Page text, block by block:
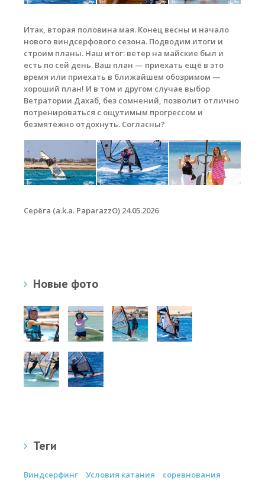
Итак, вторая половина мая. Конец весны и начало
нового виндсерфового сезона. Подводим итоги и
строим планы. Наш итог: ветер на майские был и
есть по сей день. Ваш план — приехать ещё в это
время или приехать в ближайшем обозримом —
хороший план! И в том и другом случае выбор
Ветратории Дахаб, без сомнений, позволит отлично
потренироваться с ощутимым прогрессом и
безмятежно отдохнуть. Согласны?
Серёга (a.k.a. PaparazzO) 24.05.2026
Новые фото
Теги
Виндсерфинг Условия катания
соревнования